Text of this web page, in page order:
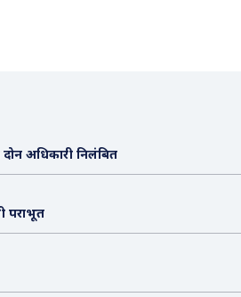
अधिकारी निलंबित
पराभूत